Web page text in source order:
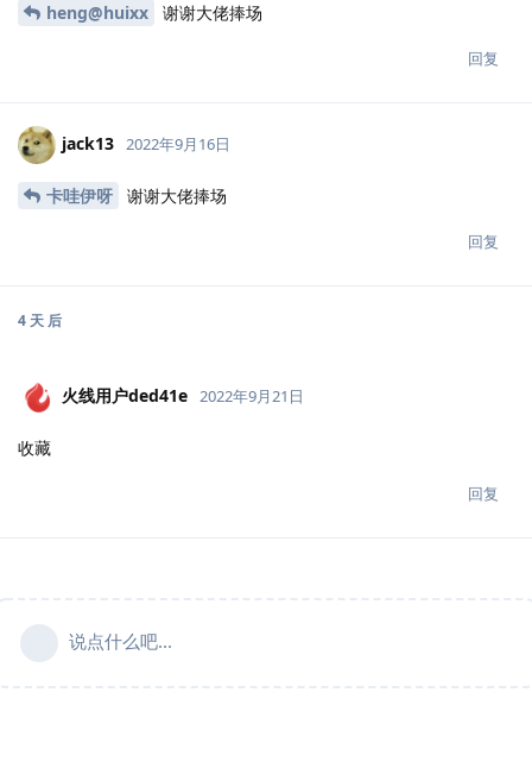
heng@huixx 谢谢大佬捧场
回复
jack13 2022年9月16日
卡哇伊呀 谢谢大佬捧场
回复
4 天 后
火线用户ded41e 2022年9月21日
收藏
回复
说点什么吧...